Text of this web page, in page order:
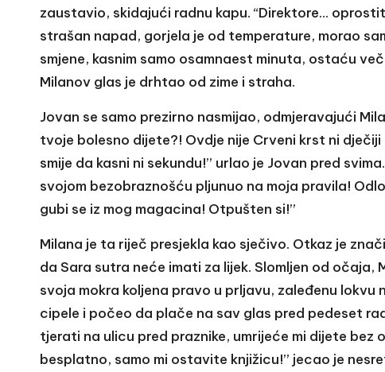
zaustavio, skidajući radnu kapu. “Direktore…
strašan napad, gorjela je od temperature, morao
smjene, kasnim samo osamnaest minuta, ostaću
Milanov glas je drhtao od zime i straha.
Jovan se samo prezirno nasmijao, odmjeravajući
tvoje bolesno dijete?! Ovdje nije Crveni krst ni
smije da kasni ni sekundu!” urlao je Jovan pred
svojom bezobraznošću pljunuo na moja pravila!
gubi se iz mog magacina! Otpušten si!”
Milana je ta riječ presjekla kao sječivo. Otkaz je
da Sara sutra neće imati za lijek. Slomljen od očaja,
svoja mokra koljena pravo u prljavu, zaleđenu
cipele i počeo da plače na sav glas pred pedeset
tjerati na ulicu pred praznike, umrijeće mi dijete bez
besplatno, samo mi ostavite knjižicu!” jecao je